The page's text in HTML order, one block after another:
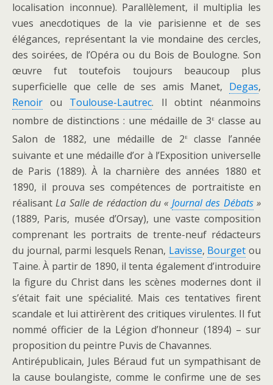
localisation inconnue). Parallèlement, il multiplia les
vues anecdotiques de la vie parisienne et de ses
élégances, représentant la vie mondaine des cercles,
des soirées, de l’Opéra ou du Bois de Boulogne. Son
œuvre fut toutefois toujours beaucoup plus
superficielle que celle de ses amis Manet, Degas,
Renoir ou Toulouse-Lautrec. Il obtint néanmoins
nombre de distinctions : une médaille de 3e classe au
Salon de 1882, une médaille de 2eclasse l’année
suivante et une médaille d’or à l’Exposition universelle
de Paris (1889). À la charnière des années 1880 et
1890, il prouva ses compétences de portraitiste en
réalisantLa Salle de rédaction du « Journal des Débats»
(1889, Paris, musée d’Orsay), une vaste composition
comprenant les portraits de trente-neuf rédacteurs
du journal, parmi lesquels Renan, Lavisse, Bourget ou
Taine. À partir de 1890, il tenta également d’introduire
la figure du Christ dans les scènes modernes dont il
s’était fait une spécialité. Mais ces tentatives firent
scandale et lui attirèrent des critiques virulentes. Il fut
nommé officier de la Légion d’honneur (1894) – sur
proposition du peintre Puvis de Chavannes.
Antirépublicain, Jules Béraud fut un sympathisant de
la cause boulangiste, comme le confirme une de ses